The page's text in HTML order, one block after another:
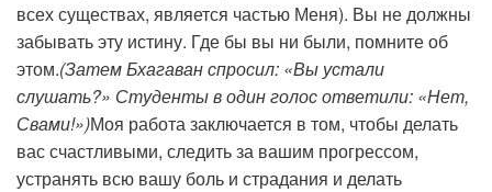
всех существах, является частью Меня). Вы не должны
забывать эту истину. Где бы вы ни были, помните об
этом.(Затем Бхагаван спросил: «Вы устали
слушать?» Студенты в один голос ответили: «Нет,
Свами!»)Моя работа заключается в том, чтобы делать
вас счастливыми, следить за вашим прогрессом,
устранять всю вашу боль и страдания и делать